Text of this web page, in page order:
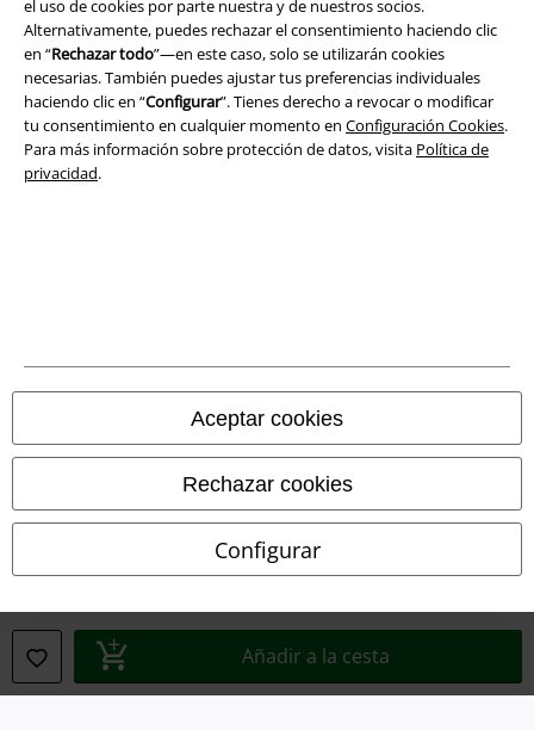
el uso de cookies por parte nuestra y de nuestros socios.
Alternativamente, puedes rechazar el consentimiento haciendo clic
en “Rechazar todo”—en este caso, solo se utilizarán cookies
necesarias. También puedes ajustar tus preferencias individuales
haciendo clic en “Configurar”. Tienes derecho a revocar o modificar
tu consentimiento en cualquier momento en Configuración Cookies.
Para más información sobre protección de datos, visita Política de
privacidad.
Aceptar cookies
Rechazar cookies
Configurar
Añadir a la cesta
Ley protección de datos
Eliminación de residuos y protección del medioambiente
Configuración Cookies